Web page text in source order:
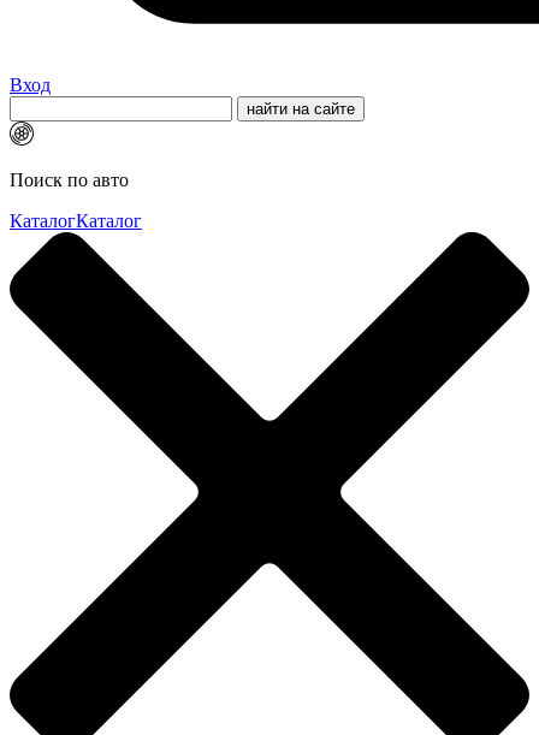
Вход
Поиск по авто
КаталогКаталог